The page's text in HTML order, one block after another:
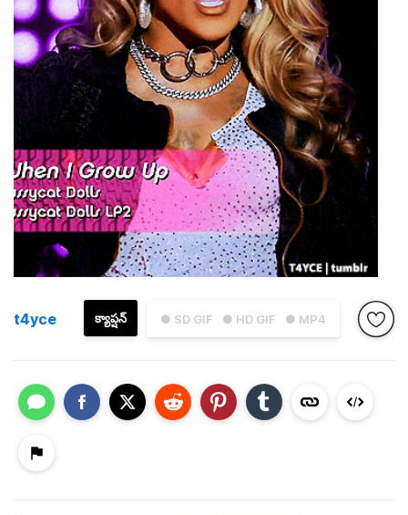
● SD GIF ● HD GIF ● MP4
క్యాప్షన్
t4yce